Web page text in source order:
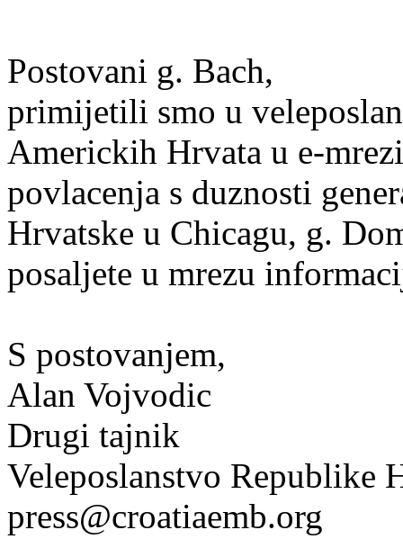
Postovani g. Bach,
primijetili smo u
Americkih Hrvata u e-
povlacenja s duznosti
Hrvatske u Chicagu, g.
posaljete u mrezu
S postovanjem,
Alan Vojvodic
Drugi tajnik
Veleposlanstvo Republike
press@croatiaemb.org